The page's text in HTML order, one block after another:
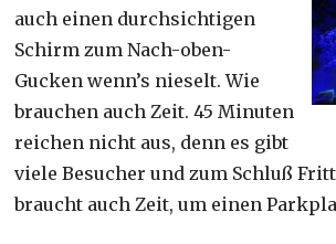
auch einen durchsichtigen
Schirm zum Nach-oben-
Gucken wenn’s nieselt. Wie
brauchen auch Zeit. 45 Minuten
reichen nicht aus, denn es gibt
viele Besucher und zum Schluß
braucht auch Zeit, um einen